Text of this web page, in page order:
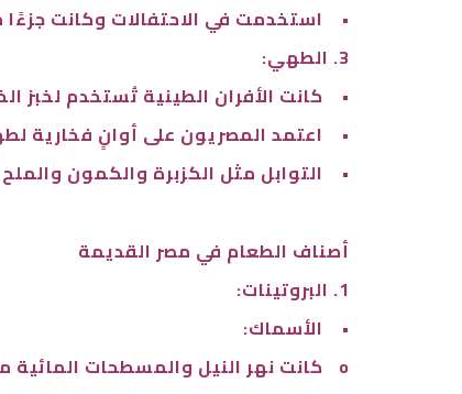
•
استخدمت في الاحتفالات وكانت جزءًا
3. الطهي:
•
كانت الأفران الطينية تُستخدم لخبز
•
اعتمد المصريون على أوانٍ فخارية
•
التوابل مثل الكزبرة والكمون
أصناف الطعام في مصر القديمة
1. البروتينات:
•
الأسماك:
o كانت نهر النيل والمسطحات المائية